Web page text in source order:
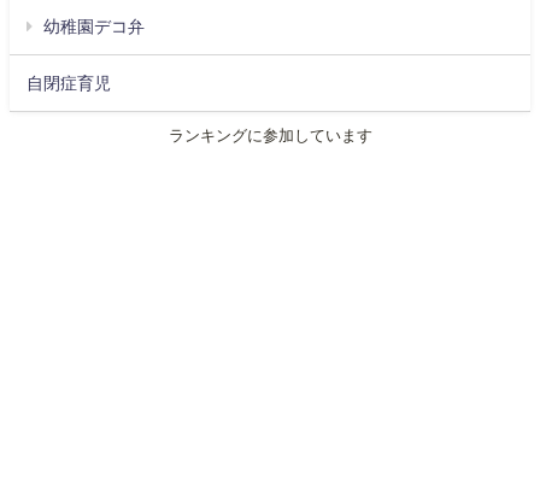
幼稚園デコ弁
自閉症育児
ランキングに参加しています